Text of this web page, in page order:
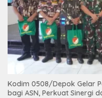
Kodim 0508/Depok Gelar
bagi ASN, Perkuat Sinergi